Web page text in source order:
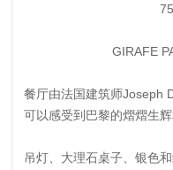
GIRAFE
餐厅由法国建筑师Joseph
可以感受到巴黎的熠熠生
吊灯、大理石桌子、银色